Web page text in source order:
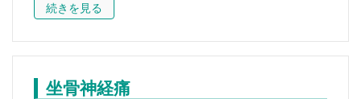
続きを見る
坐骨神経痛